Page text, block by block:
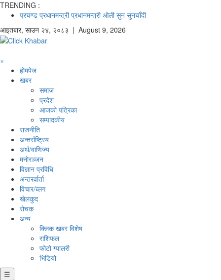
TRENDING :
प्रचण्ड प्रधानमन्त्री प्रधानमन्त्री ओली सुन सुनचाँदी
आइतबार, साउन २४, २०८३ | August 9, 2026
×
होमपेज
खबर
समाज
प्रदेश
आजको पत्रिका
सम्पादकीय
राजनीति
अन्तर्राष्ट्रिय
अर्थ/वाणिज्य
मनाेरञ्जन
विज्ञान प्रविधि
अन्तरर्वार्ता
विचार/ब्लग
खेलकुद
रोचक
अन्य
क्लिक खबर विशेष
राशिफल
फोटो ग्यालरी
भिडियो
☰